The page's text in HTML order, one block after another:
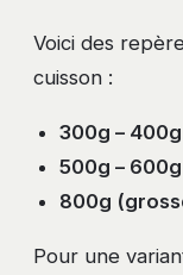
Voici des
cuisson :
300g – 400g
500g – 600g
800g
Pour une